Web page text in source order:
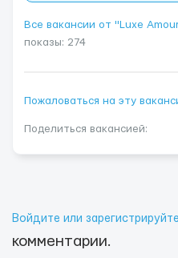
Все вакансии от "Luxe
показы: 274
Пожаловаться на эту
Поделиться вакансией:
Войдите или
комментарии.